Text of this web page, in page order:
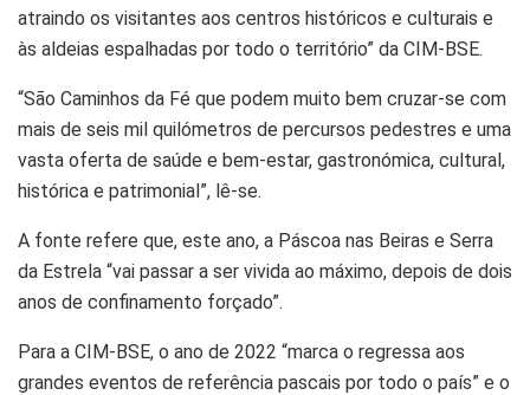
atraindo os visitantes aos centros históricos e culturais e
às aldeias espalhadas por todo o território” da CIM-BSE.
“São Caminhos da Fé que podem muito bem cruzar-se com
mais de seis mil quilómetros de percursos pedestres e uma
vasta oferta de saúde e bem-estar, gastronómica, cultural,
histórica e patrimonial”, lê-se.
A fonte refere que, este ano, a Páscoa nas Beiras e Serra
da Estrela “vai passar a ser vivida ao máximo, depois de dois
anos de confinamento forçado”.
Para a CIM-BSE, o ano de 2022 “marca o regressa aos
grandes eventos de referência pascais por todo o país” e o